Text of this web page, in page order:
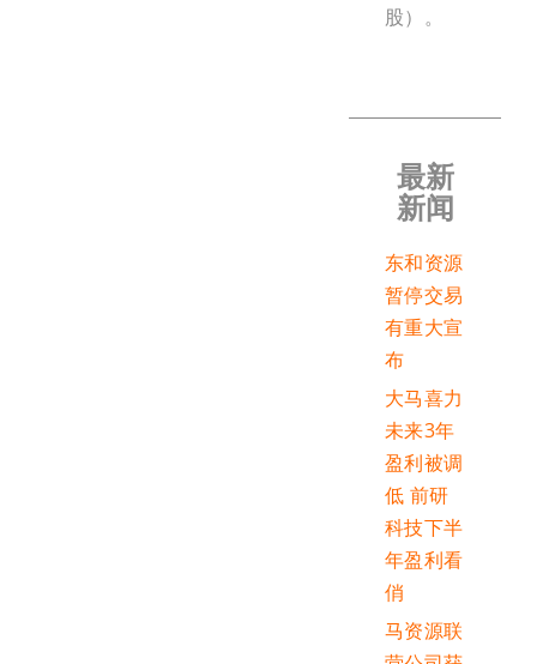
股）。
最新
新闻
东和资源
暂停交易
有重大宣
布
大马喜力
未来3年
盈利被调
低 前研
科技下半
年盈利看
俏
马资源联